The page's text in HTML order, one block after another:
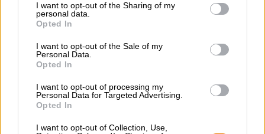
I want to opt-out of the Sharing of my
personal data.
Opted In
I want to opt-out of the Sale of my
Personal Data.
Opted In
I want to opt-out of processing my
Personal Data for Targeted Advertising.
Opted In
I want to opt-out of Collection, Use,
Kemker Kultuur
MEHRWEG
0,75 L Flasche - € 33,20 / LTR info